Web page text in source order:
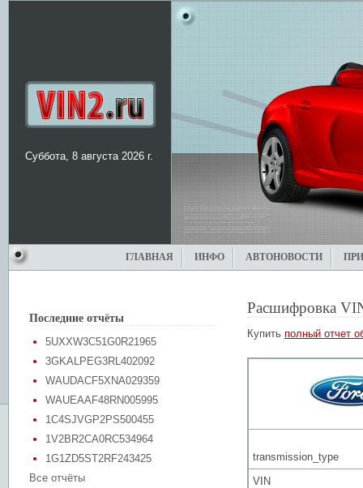
Суббота, 8 августа 2026 г.
ГЛАВНАЯ ИНФО АВТОНОВОСТИ
Последние отчёты
5UXXW3C51G0R21965
3GKALPEG3RL402092
WAUDACF5XNA029359
WAUEAAF48RN005995
1C4SJVGP2PS500455
1V2BR2CA0RC534964
1G1ZD5ST2RF243425
Все отчёты
Расшифровка
Купить полный отчет
transmission_type
VIN